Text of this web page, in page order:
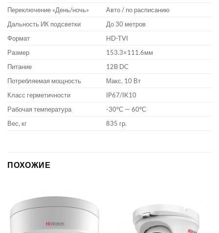
Переключение «День/ночь»
Авто / по расписанию
Дальность ИК подсветки
До 30 метров
Формат
HD-TVI
Размер
153.3×111.6мм
Питание
12B DC
Потребляемая мощность
Макс. 10 Вт
Класс герметичности
IP67/IK10
Рабочая температура
-30°С — 60°С
Вес, кг
835 гр.
ПОХОЖИЕ